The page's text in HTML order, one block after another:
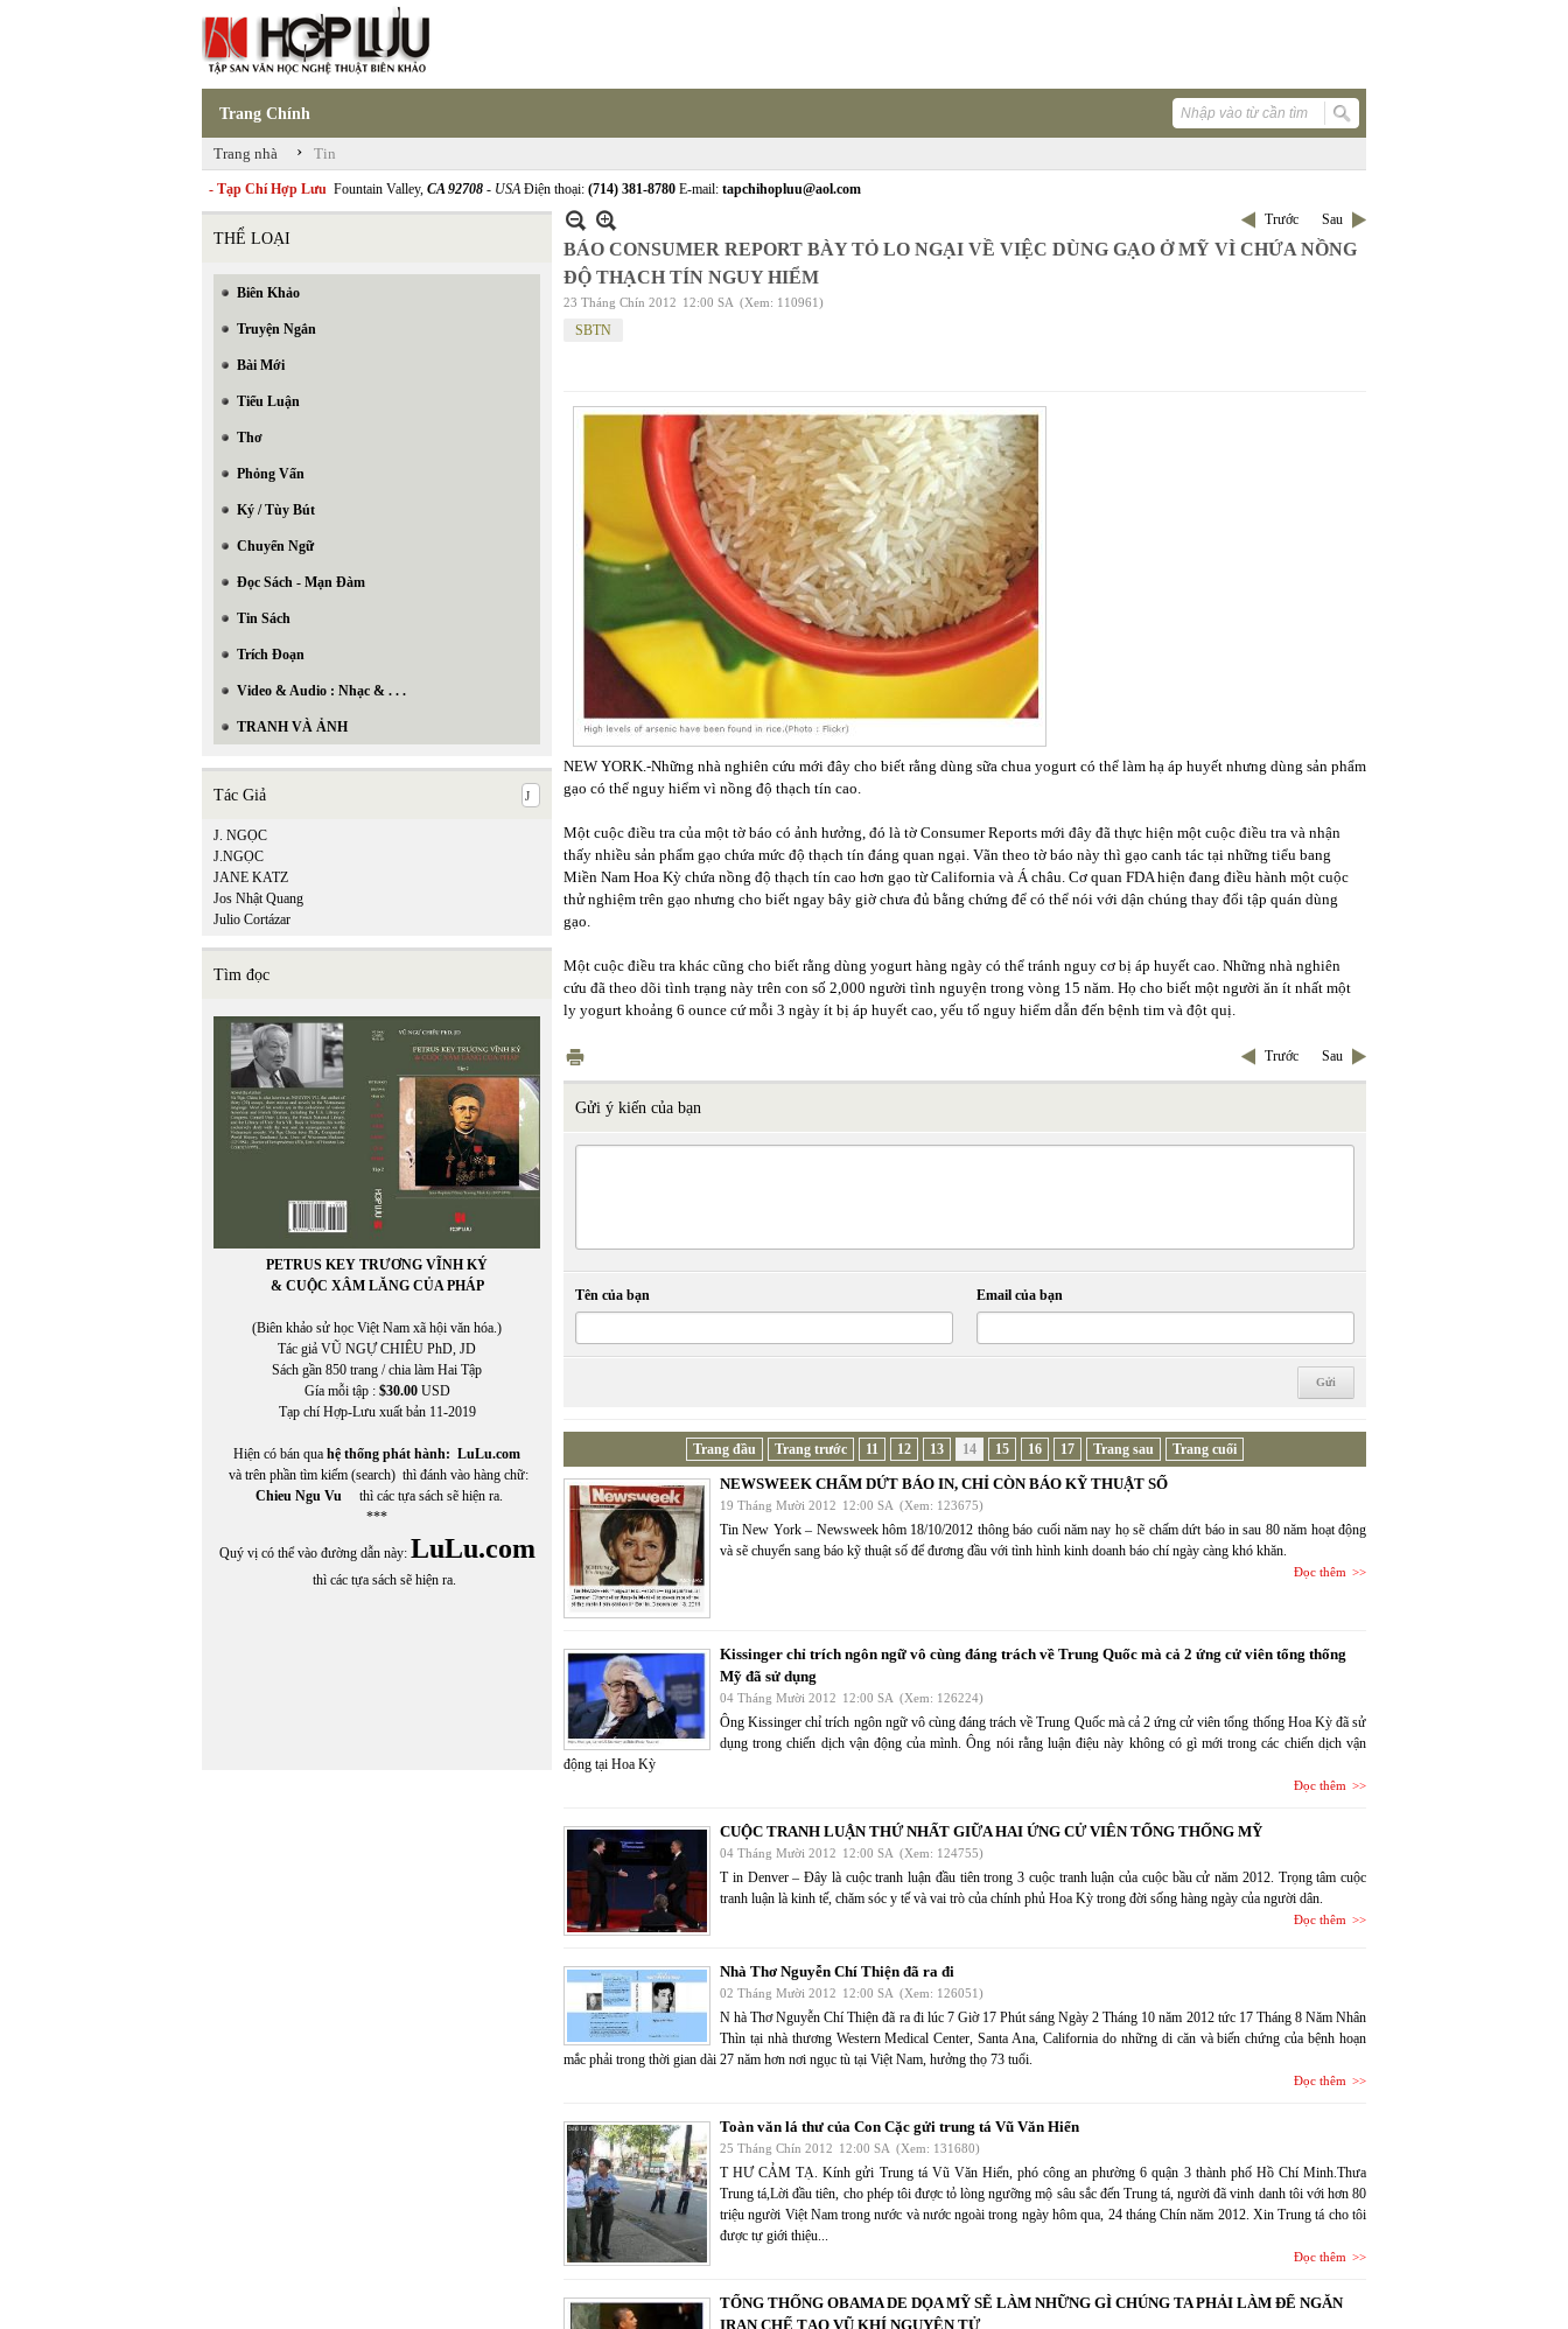
Trang Chính
Trang nhà › Tin
- Tạp Chí Hợp Lưu Fountain Valley, CA 92708 - USAĐiện thoại: (714) 381-8780 E-mail: tapchihopluu@aol.com
THỂ LOẠI
Biên Khảo
Truyện Ngắn
Bài Mới
Tiểu Luận
Thơ
Phỏng Vấn
Ký / Tùy Bút
Chuyển Ngữ
Đọc Sách - Mạn Đàm
Tin Sách
Trích Đoạn
Video & Audio : Nhạc & . . .
TRANH VÀ ẢNH
Tác Giả
J. NGỌC
J.NGỌC
JANE KATZ
Jos Nhật Quang
Julio Cortázar
Tìm đọc
PETRUS KEY TRƯƠNG VĨNH KÝ
& CUỘC XÂM LĂNG CỦA PHÁP
(Biên khảo sử học Việt Nam xã hội văn hóa.)
Tác giả VŨ NGỰ CHIÊU PhD, JD
Sách gần 850 trang / chia làm Hai Tập
Gía mỗi tập : $30.00USD
Tạp chí Hợp-Lưu xuất bản 11-2019
Hiện có bán qua hệ thống phát hành: LuLu.com
và trên phần tìm kiếm (search) thì đánh vào hàng chữ:
Chieu Ngu Vu thì các tựa sách sẽ hiện ra.
***
Quý vị có thể vào đường dẫn này: LuLu.com
thì các tựa sách sẽ hiện ra.
Trước Sau
BÁO CONSUMER REPORT BÀY TỎ LO NGẠI VỀ VIỆC DÙNG GẠO Ở MỸ VÌ CHỨA NỒNG
ĐỘ THẠCH TÍN NGUY HIỂM
23 Tháng Chín 2012 12:00 SA (Xem: 110961)
SBTN
NEW YORK.-Những nhà nghiên cứu mới đây cho biết rằng dùng sữa chua yogurt có thể làm hạ áp huyết nhưng dùng sản phẩm
gạo có thể nguy hiểm vì nồng độ thạch tín cao.
Một cuộc điều tra của một tờ báo có ảnh hưởng, đó là tờ Consumer Reports mới đây đã thực hiện một cuộc điều tra và nhận
thấy nhiều sản phẩm gạo chứa mức độ thạch tín đáng quan ngại. Vãn theo tờ báo này thì gạo canh tác tại những tiểu bang
Miền Nam Hoa Kỳ chứa nồng độ thạch tín cao hơn gạo từ California và Á châu. Cơ quan FDA hiện đang điều hành một cuộc
thử nghiệm trên gạo nhưng cho biết ngay bây giờ chưa đủ bằng chứng để có thể nói với dận chúng thay đổi tập quán dùng
gạo.
Một cuộc điều tra khác cũng cho biết rằng dùng yogurt hàng ngày có thể tránh nguy cơ bị áp huyết cao. Những nhà nghiên
cứu đã theo dõi tình trạng này trên con số 2,000 người tình nguyện trong vòng 15 năm. Họ cho biết một người ăn ít nhất một
ly yogurt khoảng 6 ounce cứ mỗi 3 ngày ít bị áp huyết cao, yếu tố nguy hiểm dẫn đến bệnh tim và đột quị.
Trước Sau
Gửi ý kiến của bạn
Tên của bạn Email của bạn
Trang đầu Trang trước 11 12 13 14 15 16 17 Trang sau Trang cuối
NEWSWEEK CHẤM DỨT BÁO IN, CHỈ CÒN BÁO KỸ THUẬT SỐ
19 Tháng Mười 2012 12:00 SA (Xem: 123675)
Tin New York – Newsweek hôm 18/10/2012 thông báo cuối năm nay họ sẽ chấm dứt báo in sau 80 năm hoạt động
và sẽ chuyển sang báo kỹ thuật số để đương đầu với tình hình kinh doanh báo chí ngày càng khó khăn.
Đọc thêm
Kissinger chỉ trích ngôn ngữ vô cùng đáng trách về Trung Quốc mà cả 2 ứng cử viên tổng thống
Mỹ đã sử dụng
04 Tháng Mười 2012 12:00 SA (Xem: 126224)
Ông Kissinger chỉ trích ngôn ngữ vô cùng đáng trách về Trung Quốc mà cả 2 ứng cử viên tổng thống Hoa Kỳ đã sử
dụng trong chiến dịch vận động của mình. Ông nói rằng luận điệu này không có gì mới trong các chiến dịch vận
động tại Hoa Kỳ
Đọc thêm
CUỘC TRANH LUẬN THỨ NHẤT GIỮA HAI ỨNG CỬ VIÊN TỔNG THỐNG MỸ
04 Tháng Mười 2012 12:00 SA (Xem: 124755)
T in Denver – Đây là cuộc tranh luận đầu tiên trong 3 cuộc tranh luận của cuộc bầu cử năm 2012. Trọng tâm cuộc
tranh luận là kinh tế, chăm sóc y tế và vai trò của chính phủ Hoa Kỳ trong đời sống hàng ngày của người dân.
Đọc thêm
Nhà Thơ Nguyễn Chí Thiện đã ra đi
02 Tháng Mười 2012 12:00 SA (Xem: 126051)
N hà Thơ Nguyễn Chí Thiện đã ra đi lúc 7 Giờ 17 Phút sáng Ngày 2 Tháng 10 năm 2012 tức 17 Tháng 8 Năm Nhân
Thìn tại nhà thương Western Medical Center, Santa Ana, California do những di căn và biến chứng của bệnh hoạn
mắc phải trong thời gian dài 27 năm hơn nơi ngục tù tại Việt Nam, hưởng thọ 73 tuổi.
Đọc thêm
Toàn văn lá thư của Con Cặc gửi trung tá Vũ Văn Hiển
25 Tháng Chín 2012 12:00 SA (Xem: 131680)
T HƯ CẢM TẠ. Kính gửi Trung tá Vũ Văn Hiển, phó công an phường 6 quận 3 thành phố Hồ Chí Minh.Thưa
Trung tá,Lời đầu tiên, cho phép tôi được tỏ lòng ngưỡng mộ sâu sắc đến Trung tá, người đã vinh danh tôi với hơn 80
triệu người Việt Nam trong nước và nước ngoài trong ngày hôm qua, 24 tháng Chín năm 2012. Xin Trung tá cho tôi
được tự giới thiệu...
Đọc thêm
TỔNG THỐNG OBAMA DE DỌA MỸ SẼ LÀM NHỮNG GÌ CHÚNG TA PHẢI LÀM ĐỂ NGĂN
IRAN CHẾ TẠO VŨ KHÍ NGUYÊN TỬ